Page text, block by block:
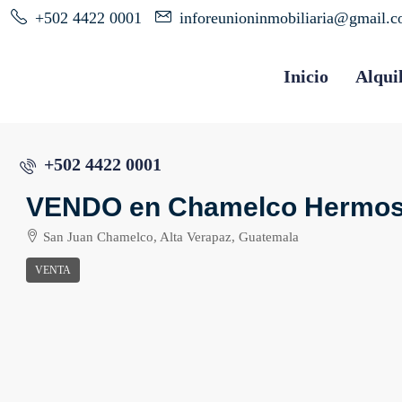
+502 4422 0001
Inicio
+502 4422 0001
VENDO en Chamelco
San Juan Chamelco, Alta Verapaz, Guatemala
VENTA